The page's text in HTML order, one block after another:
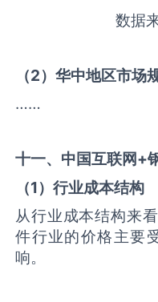
数据
（2）华中地区市场
……
十一、中国互联网+
（1）行业成本结构
从行业成本结构来
件行业的价格主要
响。